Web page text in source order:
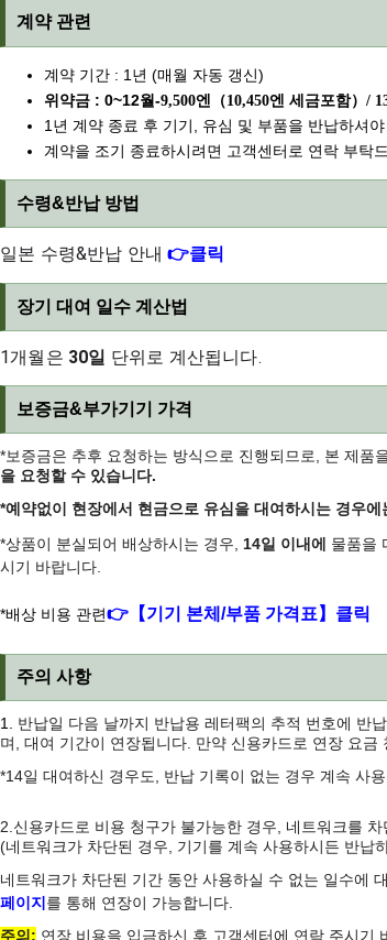
계약 관련
계약 기간 : 1년 (매월 자동 갱신)
위약금 : 0~12월-9,500엔（10,450엔 세금포함）/
1년 계약 종료 후 기기, 유심 및 부품을 반납하셔야
계약을 조기 종료하시려면 고객센터로 연락 부탁
수령&반납 방법
일본 수령&반납 안내👉클릭
장기 대여 일수 계산법
1개월은 30일 단위로 계산됩니다.
보증금&부가기기 가격
*보증금은 추후 요청하는 방식으로 진행되므로, 본 제품
을 요청할 수 있습니다.
*예약없이 현장에서 현금으로 유심을 대여하시는 경우
*상품이 분실되어 배상하시는 경우, 14일 이내에 물품을
시기 바랍니다.
*배상 비용 관련👉【기기 본체/부품 가격표】클릭
주의 사항
1. 반납일 다음 날까지 반납용 레터팩의 추적 번호에 반
며, 대여 기간이 연장됩니다. 만약 신용카드로 연장 요
*14일 대여하신 경우도, 반납 기록이 없는 경우 계속 사
2.신용카드로 비용 청구가 불가능한 경우, 네트워크를
(네트워크가 차단된 경우, 기기를 계속 사용하시든 반납
네트워크가 차단된 기간 동안 사용하실 수 없는 일수에
페이지 를 통해 연장이 가능합니다.
주의: 연장 비용을 입금하신 후 고객센터에 연락 주시기